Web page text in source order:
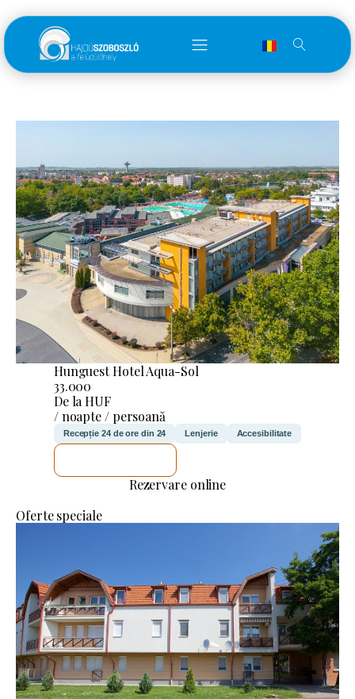
Hunguest Hotel Aqua-Sol
33.000
De la HUF
/ noapte / persoană
Recepție 24 de ore din 24 Lenjerie Accesibilitate
Rezervare online
Oferte speciale